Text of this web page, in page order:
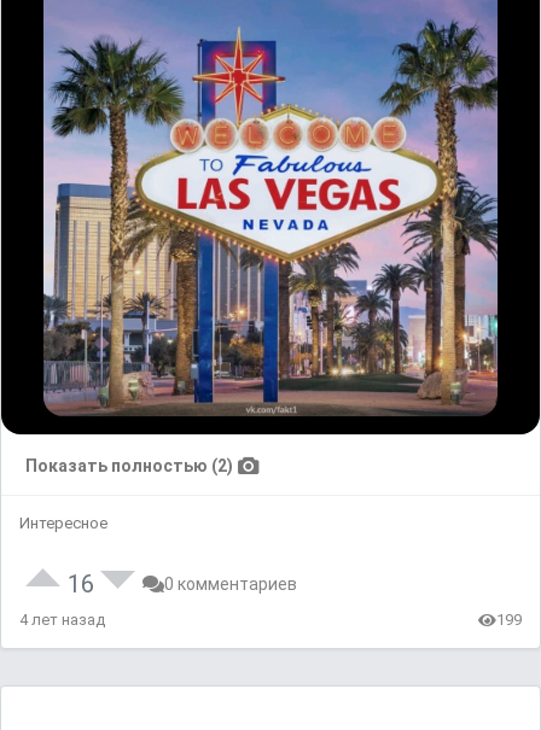
Показать полностью (2)
Интересное
16 0 комментариев
4 лет назад 199